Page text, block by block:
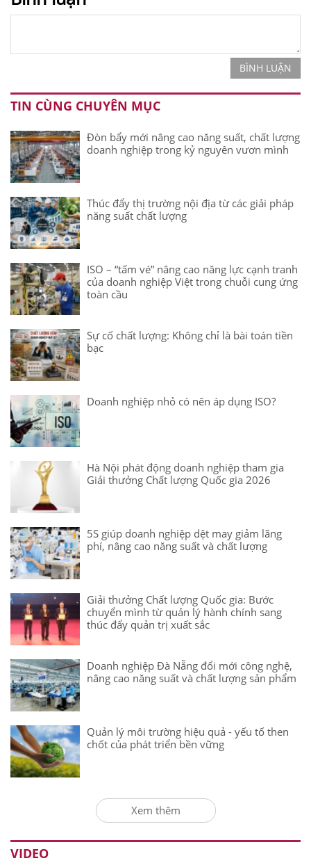
BÌNH LUẬN
TIN CÙNG CHUYÊN MỤC
Đòn bẩy mới nâng cao năng suất, chất lượng
doanh nghiệp trong kỷ nguyên vươn mình
Thúc đẩy thị trường nội địa từ các giải pháp
năng suất chất lượng
ISO – “tấm vé” nâng cao năng lực cạnh tranh
của doanh nghiệp Việt trong chuỗi cung ứng
toàn cầu
Sự cố chất lượng: Không chỉ là bài toán tiền
bạc
Doanh nghiệp nhỏ có nên áp dụng ISO?
Hà Nội phát động doanh nghiệp tham gia
Giải thưởng Chất lượng Quốc gia 2026
5S giúp doanh nghiệp dệt may giảm lãng
phí, nâng cao năng suất và chất lượng
Giải thưởng Chất lượng Quốc gia: Bước
chuyển mình từ quản lý hành chính sang
thúc đẩy quản trị xuất sắc
Doanh nghiệp Đà Nẵng đổi mới công nghệ,
nâng cao năng suất và chất lượng sản phẩm
Quản lý môi trường hiệu quả - yếu tố then
chốt của phát triển bền vững
Xem thêm
VIDEO